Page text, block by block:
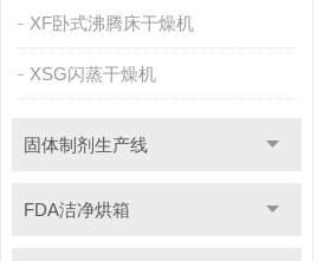
XF卧式沸腾床干燥机
XSG闪蒸干燥机
固体制剂生产线
FDA洁净烘箱